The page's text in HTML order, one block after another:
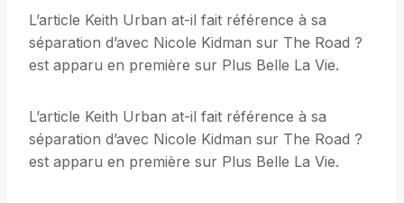
L’article Keith Urban at-il fait référence à sa
séparation d’avec Nicole Kidman sur The Road ?
est apparu en première sur Plus Belle La Vie.
L’article Keith Urban at-il fait référence à sa
séparation d’avec Nicole Kidman sur The Road ?
est apparu en première sur Plus Belle La Vie.